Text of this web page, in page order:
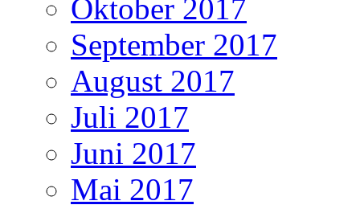
Oktober 2017
September 2017
August 2017
Juli 2017
Juni 2017
Mai 2017